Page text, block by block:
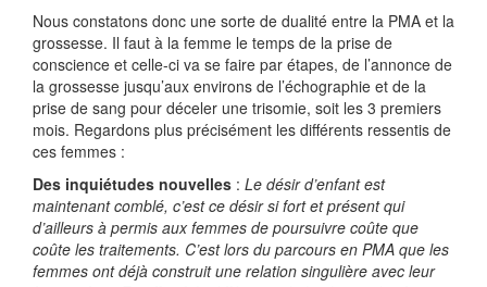
Nous constatons donc une sorte de dualité entre la PMA et la
grossesse. Il faut à la femme le temps de la prise de
conscience et celle-ci va se faire par étapes, de l’annonce de
la grossesse jusqu’aux environs de l’échographie et de la
prise de sang pour déceler une trisomie, soit les 3 premiers
mois. Regardons plus précisément les différents ressentis de
ces femmes :
Des inquiétudes nouvelles : Le désir d’enfant est
maintenant comblé, c’est ce désir si fort et présent qui
d’ailleurs à permis aux femmes de poursuivre coûte que
coûte les traitements. C’est lors du parcours en PMA que les
femmes ont déjà construit une relation singulière avec leur